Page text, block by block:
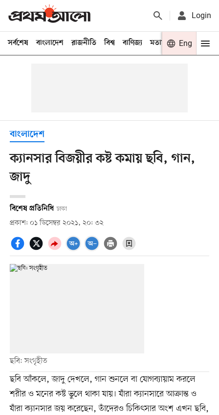
Login
সর্বশেষ বাংলাদেশ রাজনীতি বিশ্ব বাণিজ্য মতামত খেলা
Eng
বাংলাদেশ
ক্যানসার বিজয়ীর কষ্ট কমায় ছবি, গান,
জাদু
বিশেষ প্রতিনিধি ঢাকা
প্রকাশ: ০১ ডিসেম্বর ২০২১, ২০: ৩২
ছবি: সংগৃহীত
ছবি আঁকলে, জাদু দেখলে, গান শুনলে বা যোগব্যায়াম করলে
শরীর ও মনের কষ্ট ভুলে থাকা যায়। যাঁরা ক্যানসারে আক্রান্ত ও
যাঁরা ক্যানসার জয় করেছেন, তাঁদেরও চিকিৎসার অংশ এখন ছবি,